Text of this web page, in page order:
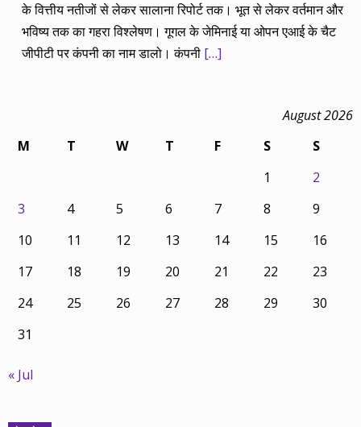
के वित्तीय नतीजों से लेकर सालाना रिपोर्ट तक। भूत से लेकर वर्तमान और
भविष्य तक का गहरा विश्लेषण। गूगल के जेमिनाई या ओपन एआई के चैट
जीपीटी पर कंपनी का नाम डालो। कंपनी […]
August 2026
M
T W T F S
S
1
2
3
4 5 6 7 8
9
10
11 12 13 14 15
16
17
18 19 20 21 22
23
24
25 26 27 28 29
30
31
« Jul